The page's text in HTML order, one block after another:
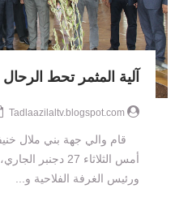
آلية المثمر تحط
Tadlaazilaltv.blogspot.com
قام والي جهة بني ملال
أمس الثلاثاء 27
ورئيس الغرفة الفلاحية و...